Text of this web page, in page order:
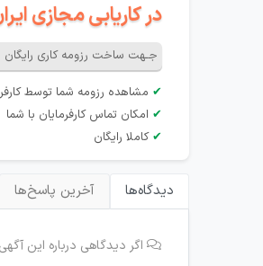
در کاریابی مجازی
جـهت ساخت رزومه کاری رایگان
✔ مشاهده رزومه شما توسط
✔ امکان تماس کارفرمایان با شما
✔ کاملا رایگان
دیدگاه‌ها آخرین پاسخ‌ها
اگر دیدگاهی درباره این